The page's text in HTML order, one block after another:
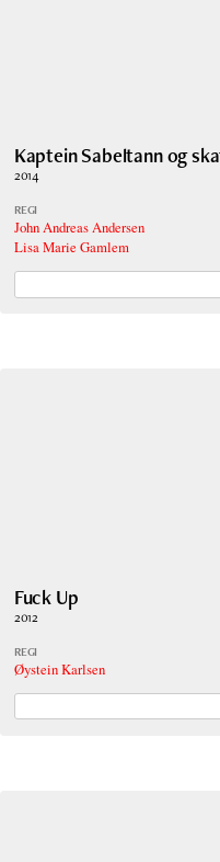
Kaptein Sabeltann og
2014
REGI
John Andreas Andersen
Lisa Marie Gamlem
Fuck Up
2012
REGI
Øystein Karlsen